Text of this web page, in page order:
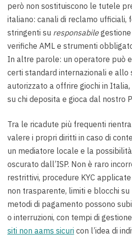
però non sostituiscono le tutele
italiano: canali di reclamo ufficiali,
stringenti su responsabilegestione
verifiche AML e strumenti
In altre parole: un operatore può
certi standard internazionali e allo
autorizzato a offrire giochi in
su chi deposita e gioca dal nostro
Tra le ricadute più frequenti
valere i propri diritti in caso di
un mediatore locale e la
oscurato dall’ISP. Non è raro
restrittivi, procedure KYC
non trasparente, limiti e blocchi su
metodi di pagamento possono
o interruzioni, con tempi di
siti non aams sicuri con l’idea di